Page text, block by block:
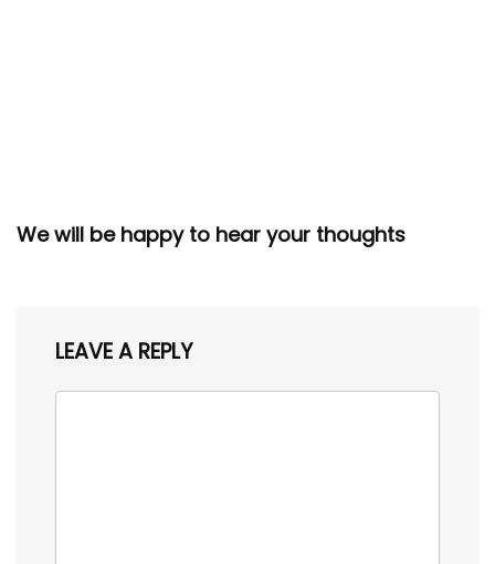
We will be happy to hear your thoughts
LEAVE A REPLY